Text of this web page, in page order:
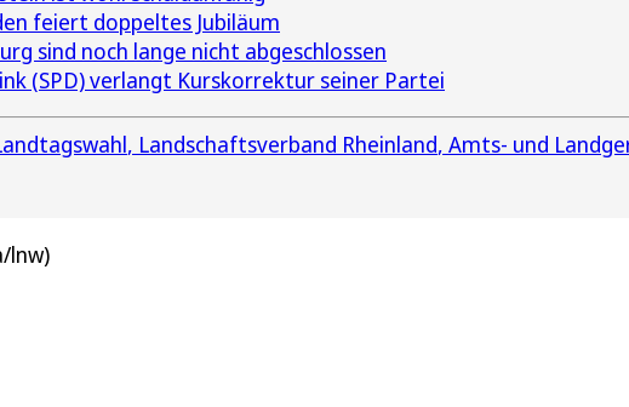
feiert doppeltes Jubiläum
sind noch lange nicht abgeschlossen
(SPD) verlangt Kurskorrektur seiner Partei
Landschaftsverband Rheinland Amts- und
lnw)